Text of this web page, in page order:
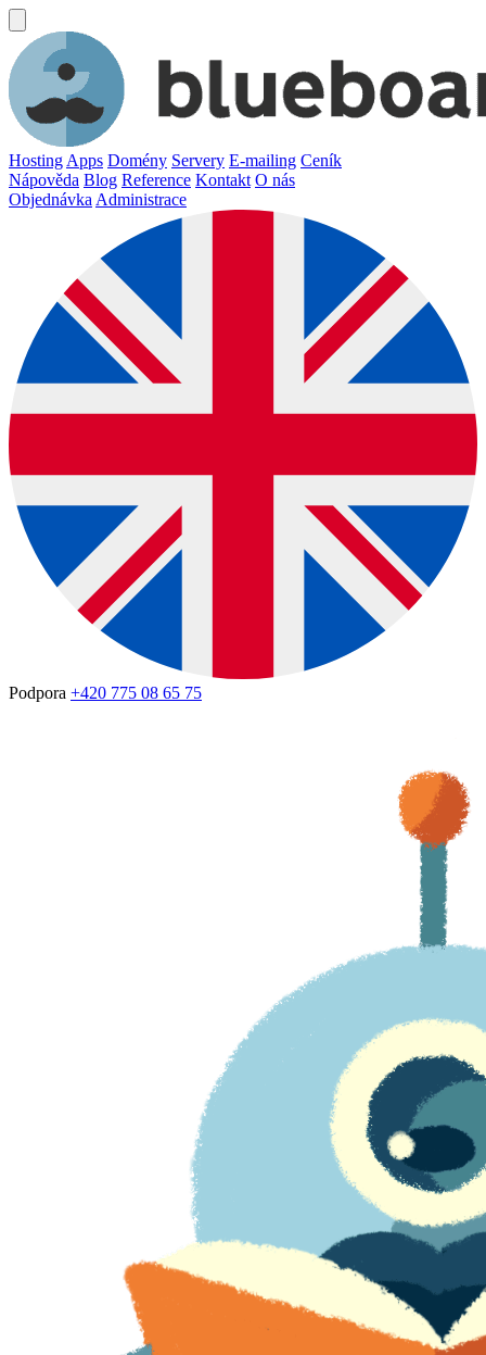
Hosting Apps Domény Servery E-mailing Ceník
Nápověda Blog Reference Kontakt O nás
Objednávka Administrace
Podpora +420 775 08 65 75